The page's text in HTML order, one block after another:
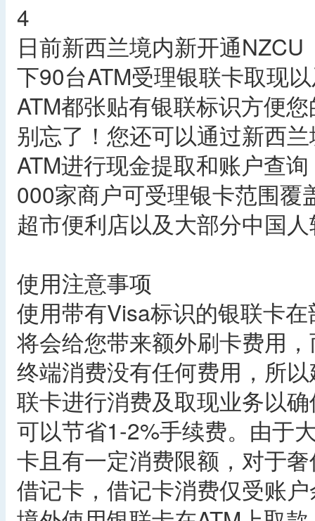
4
日前新西兰境内新开通
下90台ATM受理银联卡取现
ATM都张贴有银联标识方便
别忘了！您还可以通过新西
ATM进行现金提取和账户查
000家商户可受理银卡范围
超市便利店以及大部分中国
使用注意事项
使用带有Visa标识的银联卡
将会给您带来额外刷卡费用
终端消费没有任何费用，所
联卡进行消费及取现业务以
可以节省1-2%手续费。由于
卡且有一定消费限额，对于
借记卡，借记卡消费仅受账